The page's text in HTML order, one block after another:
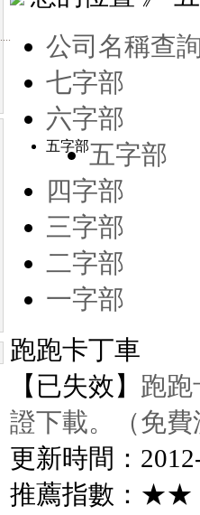
公司名稱查
七字部
六字部
五字部五字部
四字部
三字部
二字部
一字部
跑跑卡丁車
【已失效】 跑
證下載。（免
更新時間：
推薦指數：★★